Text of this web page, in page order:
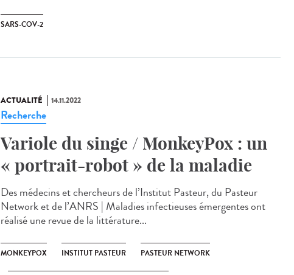
SARS-COV-2
ACTUALITÉ 14.11.2022
Recherche
Variole du singe / MonkeyPox : un
« portrait-robot » de la maladie
Des médecins et chercheurs de l’Institut Pasteur, du Pasteur
Network et de l’ANRS | Maladies infectieuses émergentes ont
réalisé une revue de la littérature...
MONKEYPOX INSTITUT PASTEUR PASTEUR NETWORK